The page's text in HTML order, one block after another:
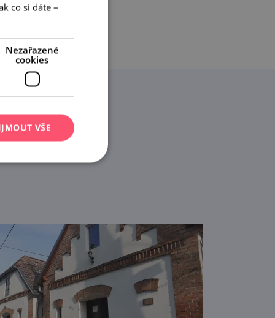
co si dáte –
Nezařazené
cookies
VŠE